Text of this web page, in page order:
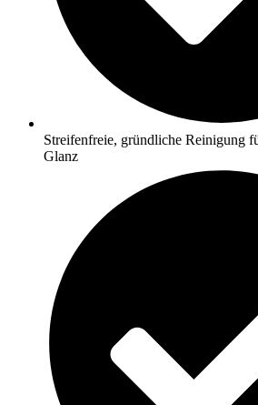
Streifenfreie, gründliche Reinigung
Glanz